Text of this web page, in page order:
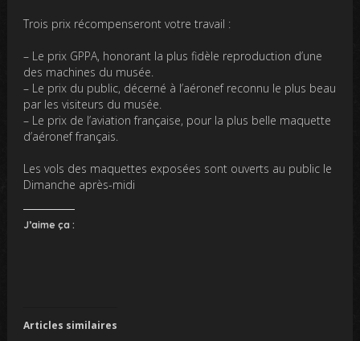
Trois prix récompenseront votre travail :
– Le prix GPPA, honorant la plus fidèle reproduction d’une
des machines du musée.
– Le prix du public, décerné à l’aéronef reconnu le plus beau
par les visiteurs du musée.
– Le prix de l’aviation française, pour la plus belle maquette
d’aéronef français.
Les vols des maquettes exposées sont ouverts au public le
Dimanche après-midi
J’aime ça :
Articles similaires